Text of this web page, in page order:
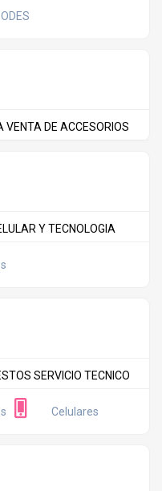
VENTA DE ACCESORIOS
Y TECNOLOGIA
SERVICIO TECNICO
Celulares